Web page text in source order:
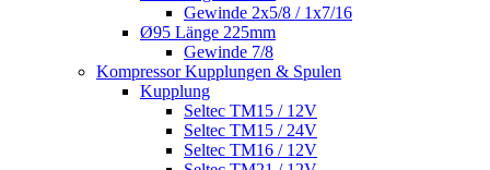
Gewinde 2x5/8 / 1x7/16
Ø95 Länge 225mm
Gewinde 7/8
Kompressor Kupplungen & Spulen
Kupplung
Seltec TM15 / 12V
Seltec TM15 / 24V
Seltec TM16 / 12V